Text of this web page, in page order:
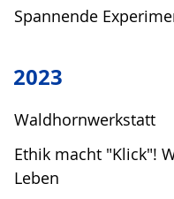
Spannende
2023
Waldhornwerkstatt
Ethik macht "Klick"!
Leben